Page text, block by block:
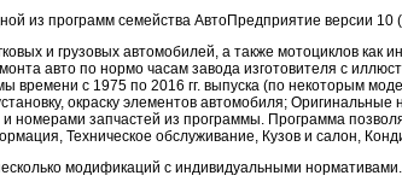
из программ семейства АвтоПредприятие версии
и грузовых автомобилей, а также мотоциклов как
авто по нормо часам завода изготовителя с
времени с 1975 по 2016 гг. выпуска (по некоторым
окраску элементов автомобиля;
номерами запчастей из программы. Программа
Техническое обслуживание, Кузов и салон,
модификаций с индивидуальными